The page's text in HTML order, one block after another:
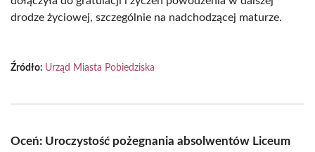
drodze życiowej, szczególnie na nadchodzącej maturze.
Źródło: Urząd Miasta Pobiedziska
Oceń: Uroczystość pożegnania absolwentów Liceum